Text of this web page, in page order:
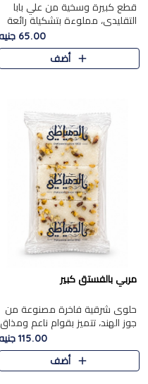
قطع كبيرة وسخية من علي بابا
التقليدي، مملوءة بتشكيلة رائعة
من المكسرات المحمصة المحمرة.
65.00 جنيه
أضف
مربي بالفستق كبير
حلوى شرقية فاخرة مصنوعة من
جوز الهند، تتميز بقوام ناعم ومذاق
غني، وتزين بقطع من الفستق
الفاخر التي تضيف عليها قرمشة
115.00 جنيه
أضف